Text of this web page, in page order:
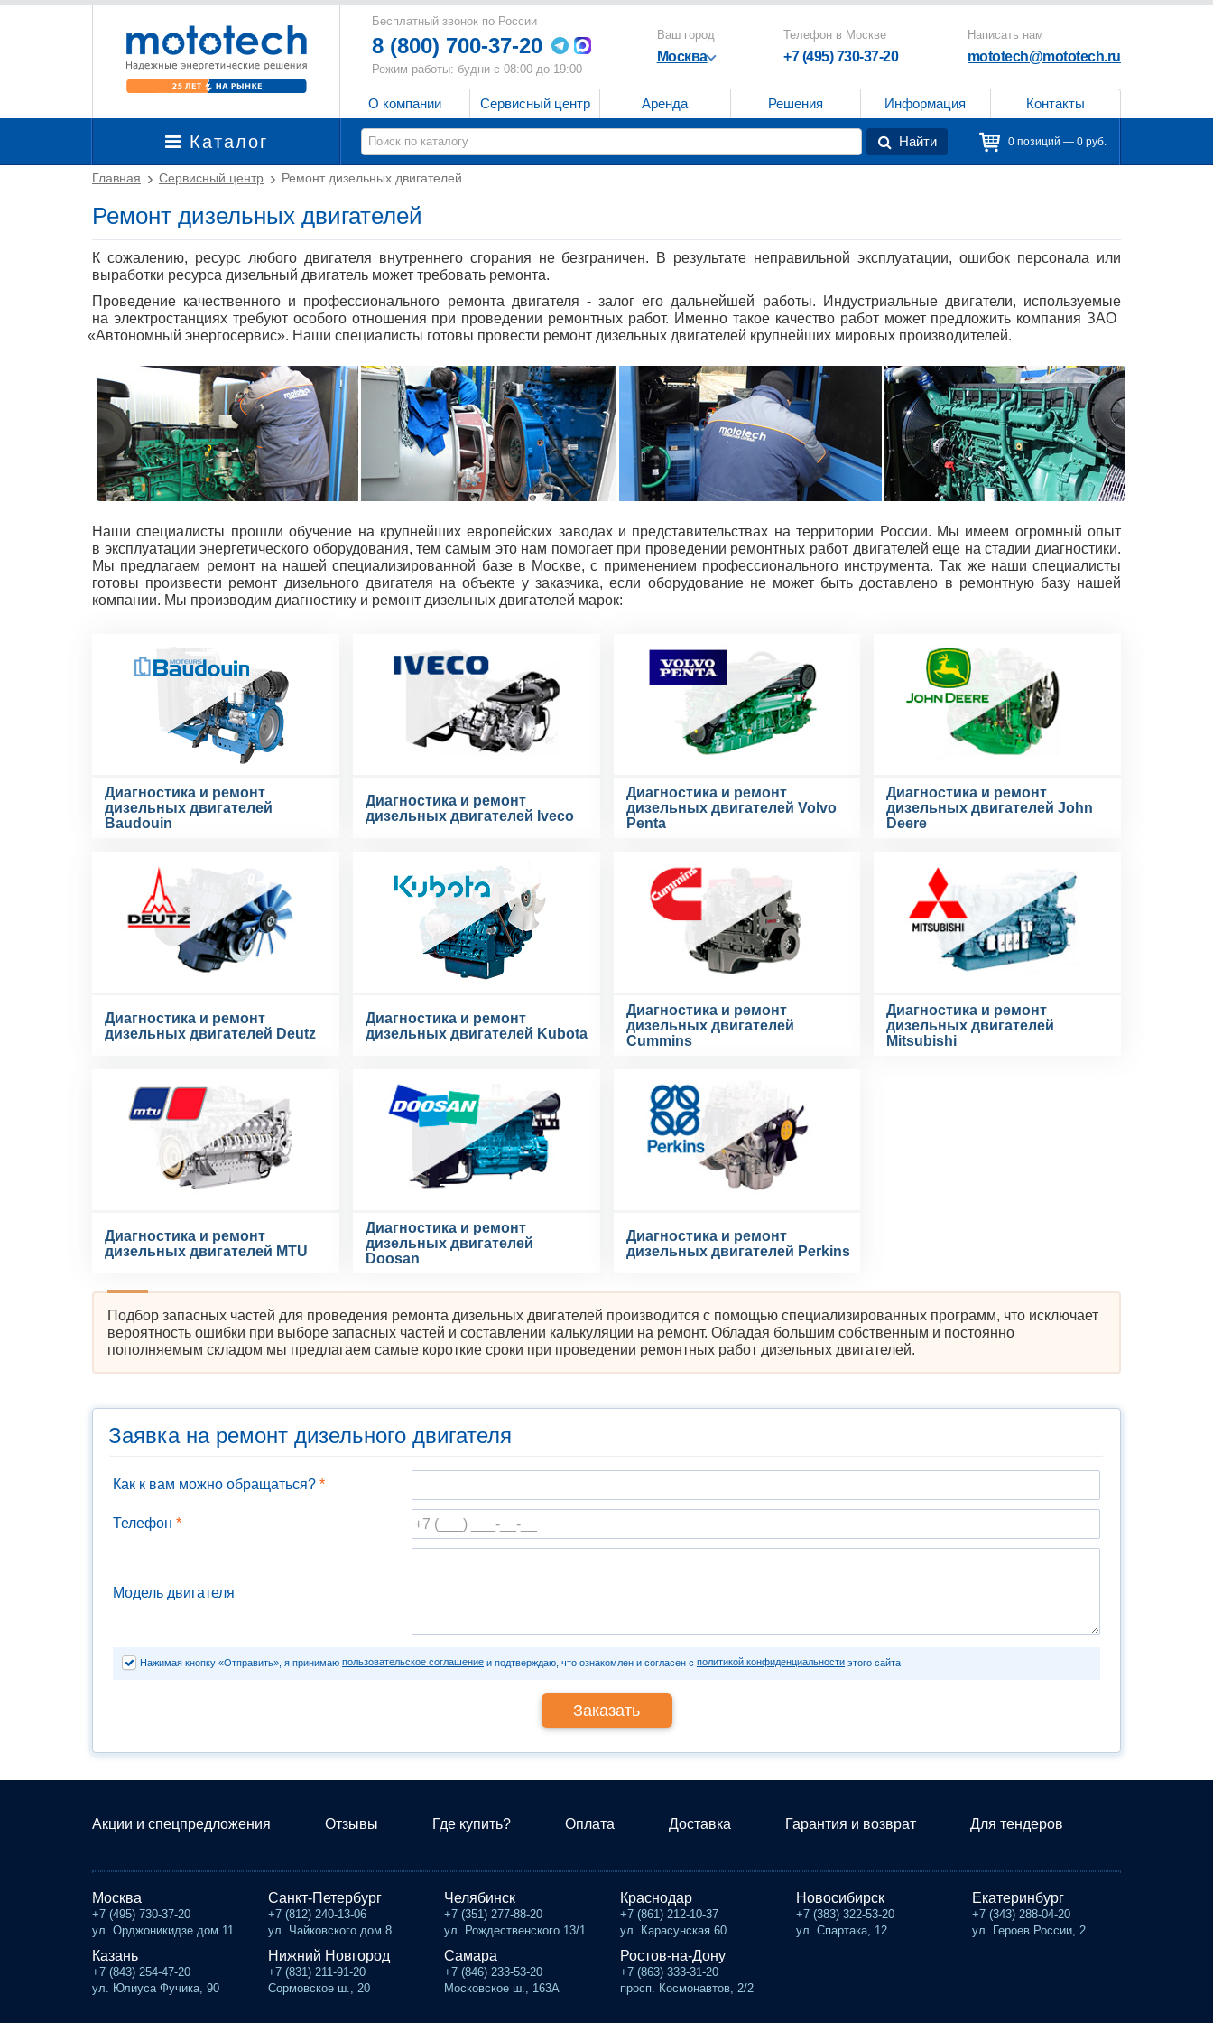
Бесплатный звонок по России
8 (800) 700-37-20
Режим работы: будни с 08:00 до 19:00
Ваш город
Москва
Телефон в Москве
+7 (495) 730-37-20
Написать нам
mototech@mototech.ru
О компании Сервисный центр Аренда Решения Информация Контакты
Каталог Найти 0 позиций — 0 руб.
Главная Сервисный центр Ремонт дизельных двигателей
Ремонт дизельных двигателей
К сожалению, ресурс любого двигателя внутреннего сгорания не безграничен. В результате неправильной эксплуатации, ошибок персонала или
выработки ресурса дизельный двигатель может требовать ремонта.
Проведение качественного и профессионального ремонта двигателя - залог его дальнейшей работы. Индустриальные двигатели, используемые
на электростанциях требуют особого отношения при проведении ремонтных работ. Именно такое качество работ может предложить компания ЗАО
«Автономный энергосервис». Наши специалисты готовы провести ремонт дизельных двигателей крупнейших мировых производителей.
Наши специалисты прошли обучение на крупнейших европейских заводах и представительствах на территории России. Мы имеем огромный опыт
в эксплуатации энергетического оборудования, тем самым это нам помогает при проведении ремонтных работ двигателей еще на стадии диагностики.
Мы предлагаем ремонт на нашей специализированной базе в Москве, с применением профессионального инструмента. Так же наши специалисты
готовы произвести ремонт дизельного двигателя на объекте у заказчика, если оборудование не может быть доставлено в ремонтную базу нашей
компании. Мы производим диагностику и ремонт дизельных двигателей марок:
Диагностика и ремонт
дизельных двигателей
Baudouin
Диагностика и ремонт
дизельных двигателей Iveco
Диагностика и ремонт
дизельных двигателей Volvo
Penta
Диагностика и ремонт
дизельных двигателей John
Deere
Диагностика и ремонт
дизельных двигателей Deutz
Диагностика и ремонт
дизельных двигателей Kubota
Диагностика и ремонт
дизельных двигателей
Cummins
Диагностика и ремонт
дизельных двигателей
Mitsubishi
Диагностика и ремонт
дизельных двигателей MTU
Диагностика и ремонт
дизельных двигателей
Doosan
Диагностика и ремонт
дизельных двигателей Perkins
Подбор запасных частей для проведения ремонта дизельных двигателей производится с помощью специализированных программ, что исключает
вероятность ошибки при выборе запасных частей и составлении калькуляции на ремонт. Обладая большим собственным и постоянно
пополняемым складом мы предлагаем самые короткие сроки при проведении ремонтных работ дизельных двигателей.
Заявка на ремонт дизельного двигателя
Как к вам можно обращаться? *
Телефон *
Модель двигателя
Нажимая кнопку «Отправить», я принимаю пользовательское соглашение и подтверждаю, что ознакомлен и согласен с политикой конфиденциальности этого сайта
Акции и спецпредложения Отзывы Где купить? Оплата Доставка Гарантия и возврат Для тендеров
Москва
+7 (495) 730-37-20
ул. Орджоникидзе дом 11
Санкт-Петербург
+7 (812) 240-13-06
ул. Чайковского дом 8
Челябинск
+7 (351) 277-88-20
ул. Рождественского 13/1
Краснодар
+7 (861) 212-10-37
ул. Карасунская 60
Новосибирск
+7 (383) 322-53-20
ул. Спартака, 12
Екатеринбург
+7 (343) 288-04-20
ул. Героев России, 2
Казань
+7 (843) 254-47-20
ул. Юлиуса Фучика, 90
Нижний Новгород
+7 (831) 211-91-20
Сормовское ш., 20
Самара
+7 (846) 233-53-20
Московское ш., 163А
Ростов-на-Дону
+7 (863) 333-31-20
просп. Космонавтов, 2/2